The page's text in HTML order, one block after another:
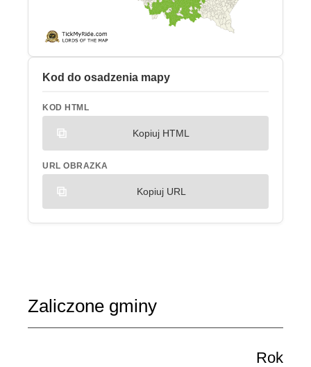
Kod do osadzenia mapy
KOD HTML
Kopiuj HTML
URL OBRAZKA
Kopiuj URL
Zaliczone gminy
Rok